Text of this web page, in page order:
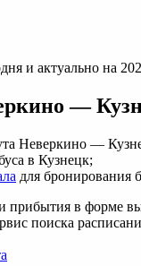
и актуально на
—
Неверкино —
в Кузнецк;
для бронирования
и прибытия в форме
поиска